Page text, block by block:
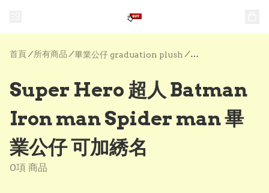
首頁/ 所有商品 /畢業公仔 graduation plush /
Super Hero 超人 Batman
Iron man Spider man 畢
業公仔 可加綉名
0項 商品